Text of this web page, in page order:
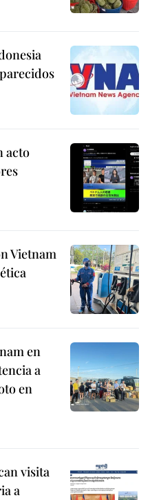
acto
Vietnam
en
a
en
visita
a